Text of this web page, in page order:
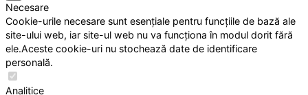
Necesare
Cookie-urile necesare sunt esențiale pentru funcțiile de bază ale
site-ului web, iar site-ul web nu va funcționa în modul dorit fără
ele.Aceste cookie-uri nu stochează date de identificare
personală.
Analitice